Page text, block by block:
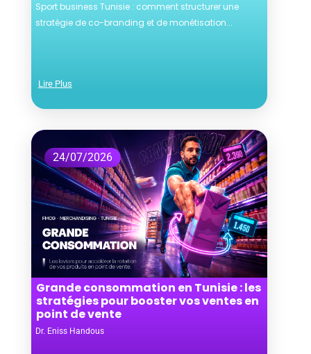
Sport business Tunisie : comment structurer une
stratégie de co-branding et de monétisation...
Lire Plus
Grande consommation en Tunisie : les
stratégies pour booster vos ventes en
point de vente
Dr. Eniss Handous
24/07/2026